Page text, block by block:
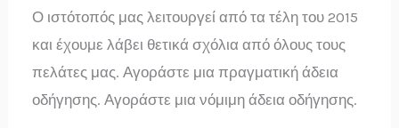
Ο ιστότοπός μας λειτουργεί από τα τέλη του 2015
και έχουμε λάβει θετικά σχόλια από όλους τους
πελάτες μας. Αγοράστε μια πραγματική άδεια
οδήγησης. Αγοράστε μια νόμιμη άδεια οδήγησης.